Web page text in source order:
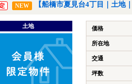
NEW 【船橋市夏見台4丁目｜土地
土地 価格
所在地
交通
坪数